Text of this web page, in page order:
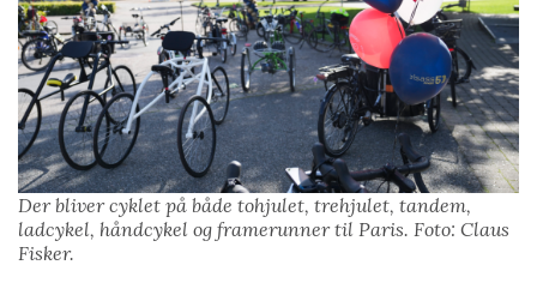
Der bliver cyklet på både tohjulet, trehjulet, tandem,
ladcykel, håndcykel og framerunner til Paris. Foto: Claus
Fisker.